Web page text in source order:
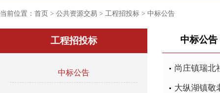
当前位置： 首页 > 公共资源交易 > 工程招投标 > 中标公告
工程招投标
中标公告
中标公告
尚庄镇瑞北
大纵湖镇敬